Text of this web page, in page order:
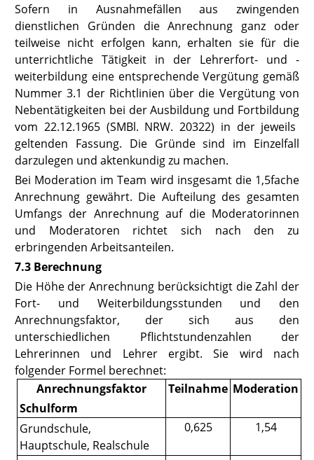
Sofern in Ausnahmefällen aus zwingenden
dienstlichen Gründen die Anrechnung ganz oder
teilweise nicht erfolgen kann, erhalten sie für die
unterrichtliche Tätigkeit in der Lehrerfort- und -
weiterbildung eine entsprechende Vergütung gemäß
Nummer 3.1 der Richtlinien über die Vergütungvon
Nebentätigkeiten bei der Ausbildung und Fortbildung
vom 22.12.1965 (SMBl. NRW. 20322) in der jeweils
geltenden Fassung. Die Gründe sind im Einzelfall
darzulegen und aktenkundig zu machen.
Bei Moderation im Team wird insgesamt die 1,5fache
Anrechnung gewährt. Die Aufteilung des gesamten
Umfangs der Anrechnung auf die Moderatorinnen
und Moderatoren richtet sich nach den zu
erbringenden Arbeitsanteilen.
7.3 Berechnung
Die Höhe der Anrechnung berücksichtigt die Zahl der
Fort- und Weiterbildungsstunden und den
Anrechnungsfaktor, der sich aus den
unterschiedlichen Pflichtstundenzahlen der
Lehrerinnen und Lehrer ergibt. Sie wird nach
folgender Formel berechnet:
Anrechnungsfaktor
Schulform
Teilnahme Moderation
Grundschule,
Hauptschule, Realschule
0,625 1,54